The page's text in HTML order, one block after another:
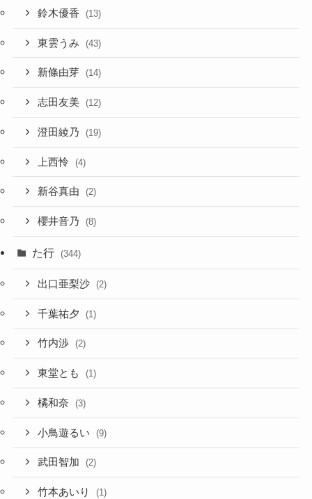
鈴木優香 (13)
東雲うみ (43)
新條由芽 (14)
志田友美 (12)
澄田綾乃 (19)
上西怜 (4)
新谷真由 (2)
櫻井音乃 (8)
た行 (344)
出口亜梨沙 (2)
千葉祐夕 (1)
竹内渉 (2)
東堂とも (1)
橘和奈 (3)
小鳥遊るい (9)
武田智加 (2)
竹本あいり (1)